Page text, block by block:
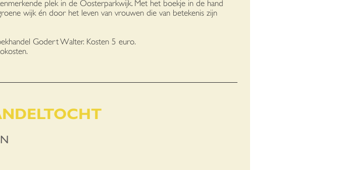
plek in de Oosterparkwijk. Met het boekje in de hand
wijk én door het leven van vrouwen die van betekenis zijn
Godert Walter. Kosten 5 euro.